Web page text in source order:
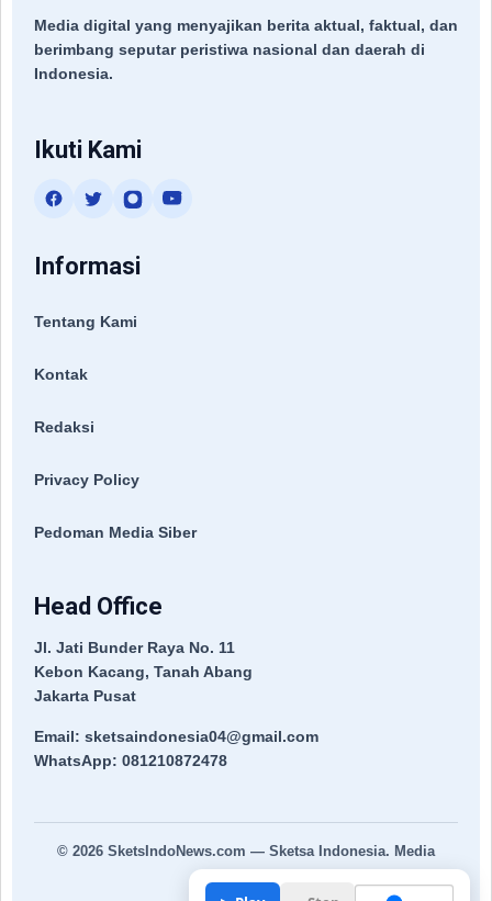
Media digital yang menyajikan berita aktual, faktual, dan
berimbang seputar peristiwa nasional dan daerah di
Indonesia.
Ikuti Kami
Informasi
Tentang Kami
Kontak
Redaksi
Privacy Policy
Pedoman Media Siber
Head Office
Jl. Jati Bunder Raya No. 11
Kebon Kacang, Tanah Abang
Jakarta Pusat
Email: sketsaindonesia04@gmail.com
WhatsApp: 081210872478
© 2026 SketsIndoNews.com — Sketsa Indonesia. Media